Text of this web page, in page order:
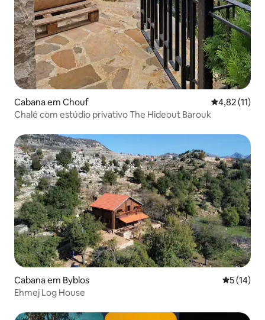
Cabana em Chouf
4,82 (11)
Chalé com estúdio privativo The Hideout Barouk
Cabana em Byblos
5 (14)
Ehmej Log House